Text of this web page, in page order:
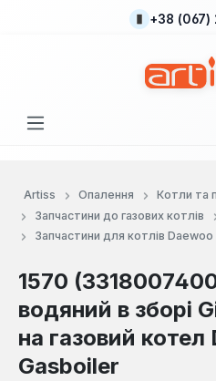
Перейти до основного+38 (067)
Artiss Опалення Котли та
Запчастини до газових котлів
Запчастини для котлів
1570
водяний в зборі
на газовий котел
Gasboiler